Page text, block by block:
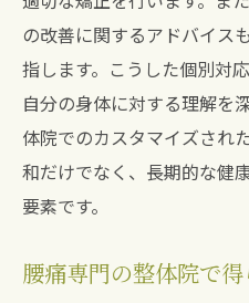
の改善に関するアドバイス
指します。こうした個別対
自分の身体に対する理解を
体院でのカスタマイズされ
和だけでなく、長期的な健
要素です。
腰痛専門の整体院で